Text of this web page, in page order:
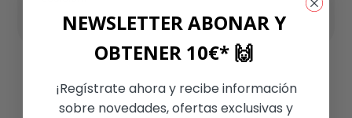
NEWSLETTER ABONAR Y
OBTENER 10€* 🙌
¡Regístrate ahora y recibe información
sobre novedades, ofertas exclusivas y